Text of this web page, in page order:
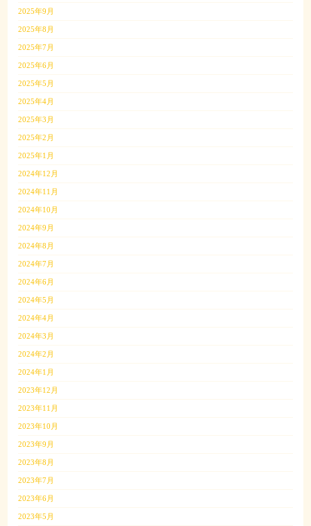
2025年9月
2025年8月
2025年7月
2025年6月
2025年5月
2025年4月
2025年3月
2025年2月
2025年1月
2024年12月
2024年11月
2024年10月
2024年9月
2024年8月
2024年7月
2024年6月
2024年5月
2024年4月
2024年3月
2024年2月
2024年1月
2023年12月
2023年11月
2023年10月
2023年9月
2023年8月
2023年7月
2023年6月
2023年5月